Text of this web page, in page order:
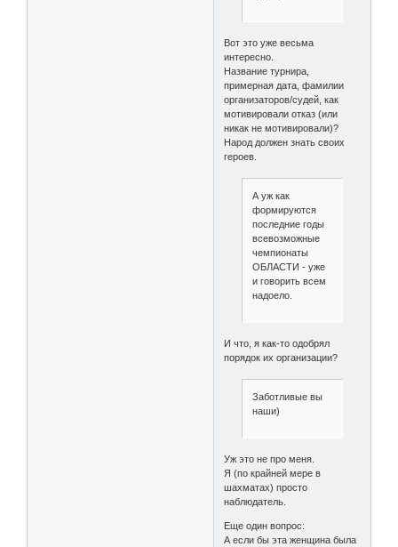
Вот это уже весьма
интересно.
Название турнира,
примерная дата, фамилии
организаторов/судей, как
мотивировали отказ (или
никак не мотивировали)?
Народ должен знать своих
героев.
А уж как
формируются
последние годы
всевозможные
чемпионаты
ОБЛАСТИ - уже
и говорить всем
надоело.
И что, я как-то одобрял
порядок их организации?
Заботливые вы
наши)
Уж это не про меня.
Я (по крайней мере в
шахматах) просто
наблюдатель.
Еще один вопрос:
А если бы эта женщина была